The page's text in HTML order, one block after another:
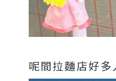
呢間拉麵店好